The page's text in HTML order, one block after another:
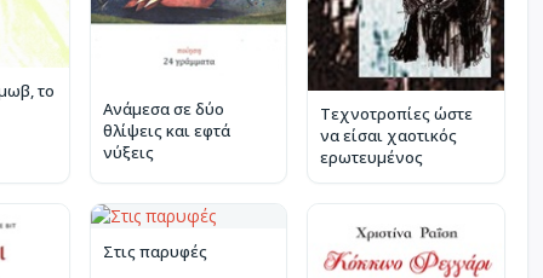
το
Ανάμεσα σε δύο
θλίψεις και εφτά
νύξεις
Τεχνοτροπίες ώστε
να είσαι χαοτικός
ερωτευμένος
Στις παρυφές